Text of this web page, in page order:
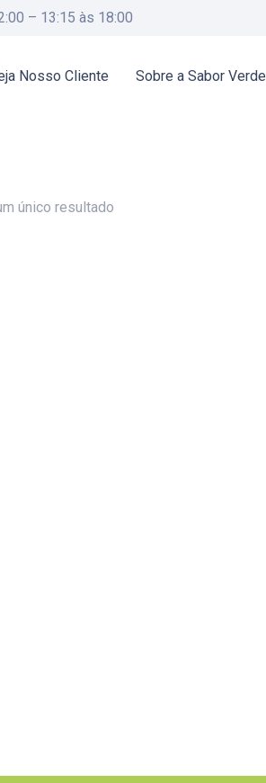
– 13:15 às 18:00
Nosso Cliente Sobre a Sabor Verde
único resultado